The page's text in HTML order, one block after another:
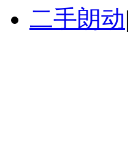
二手朗动|